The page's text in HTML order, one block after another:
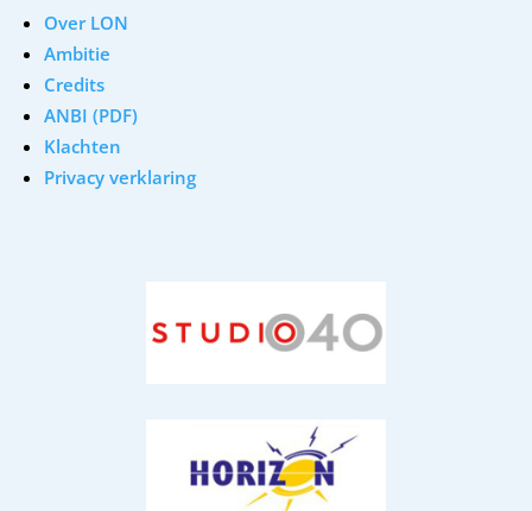
Over LON
Ambitie
Credits
ANBI (PDF)
Klachten
Privacy verklaring